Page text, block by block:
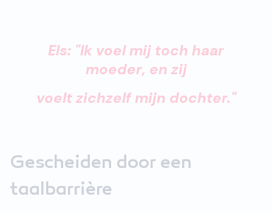
Els: "Ik voel mij toch haar
moeder, en zij
voelt zichzelf mijn dochter."
Gescheiden door een
taalbarrière